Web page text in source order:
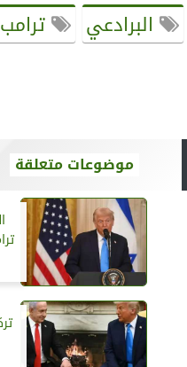
البرادعي ترامب
موضوعات متعلقة